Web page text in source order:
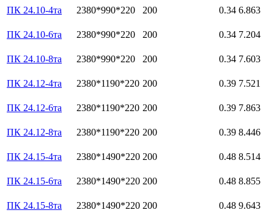
ПК 24.10-4та
2380*990*220 200 0.34 6.863
ПК 24.10-6та 2380*990*220 200 0.34 7.204
ПК 24.10-8та 2380*990*220 200 0.34 7.603
ПК 24.12-4та 2380*1190*220 200 0.39 7.521
ПК 24.12-6та 2380*1190*220 200 0.39 7.863
ПК 24.12-8та 2380*1190*220 200 0.39 8.446
ПК 24.15-4та 2380*1490*220 200 0.48 8.514
ПК 24.15-6та 2380*1490*220 200 0.48 8.855
ПК 24.15-8та 2380*1490*220 200 0.48 9.643